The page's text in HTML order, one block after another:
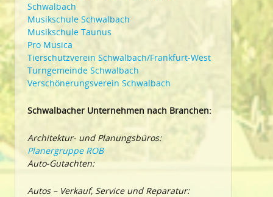
Schwalbach
Musikschule Schwalbach
Musikschule Taunus
Pro Musica
Tierschutzverein Schwalbach/Frankfurt-West
Turngemeinde Schwalbach
Verschönerungsverein Schwalbach
Schwalbacher Unternehmen nach Branchen:
Architektur- und Planungsbüros:
Planergruppe ROB
Auto-Gutachten:
Autos – Verkauf, Service und Reparatur: